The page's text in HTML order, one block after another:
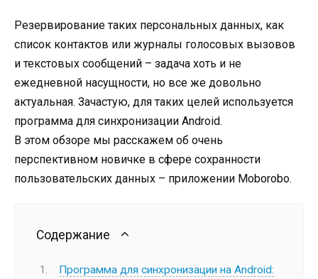
Резервирование таких персональных данных, как
список контактов или журналы голосовых вызовов
и текстовых сообщений – задача хоть и не
ежедневной насущности, но все же довольно
актуальная. Зачастую, для таких целей используется
программа для синхронизации Android.
В этом обзоре мы расскажем об очень
перспективном новичке в сфере сохранности
пользовательских данных – приложении Moborobo.
Содержание
Программа для синхронизации на Android: